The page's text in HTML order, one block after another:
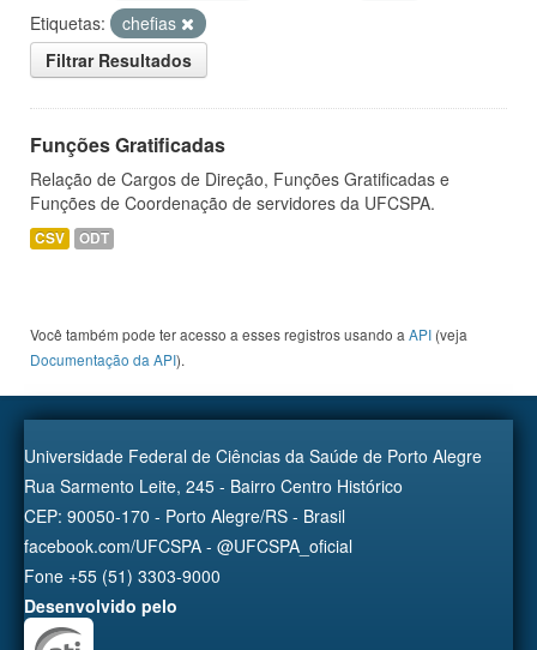
Etiquetas:
chefias
Filtrar Resultados
Funções Gratificadas
Relação de Cargos de Direção, Funções Gratificadas e
Funções de Coordenação de servidores da UFCSPA.
CSV ODT
Você também pode ter acesso a esses registros usando a API (veja
Documentação da API).
Universidade Federal de Ciências da Saúde de Porto Alegre
Rua Sarmento Leite, 245 - Bairro Centro Histórico
CEP: 90050-170 - Porto Alegre/RS - Brasil
facebook.com/UFCSPA - @UFCSPA_oficial
Fone +55 (51) 3303-9000
Desenvolvido pelo